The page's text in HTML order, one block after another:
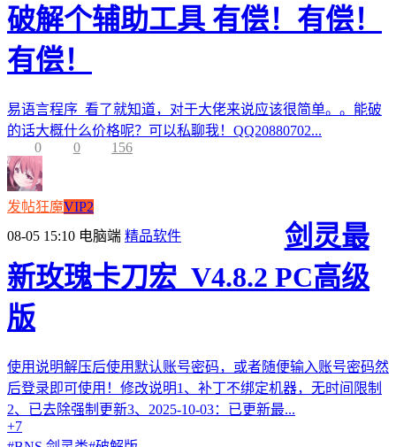
破解个辅助工具 有偿！有偿！
有偿！
易语言程序 看了就知道，对于大佬来说应该很简单。。能破
的话大概什么价格呢？可以私聊我！QQ20880702...
0
0 156
发帖狂魔VIP2
08-05 15:10 电脑端 精品软件
剑灵最
新玫瑰卡刀宏_V4.8.2 PC高级
版
使用说明解压后使用默认账号密码，或者随便输入账号密码然
后登录即可使用！修改说明1、补丁不绑定机器，无时间限制
2、已去除强制更新3、2025-10-03：已更新最...
+7